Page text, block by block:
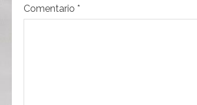
c
Comentario *